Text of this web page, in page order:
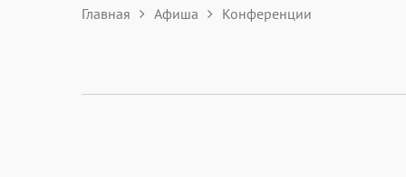
Главная Афиша Конференции